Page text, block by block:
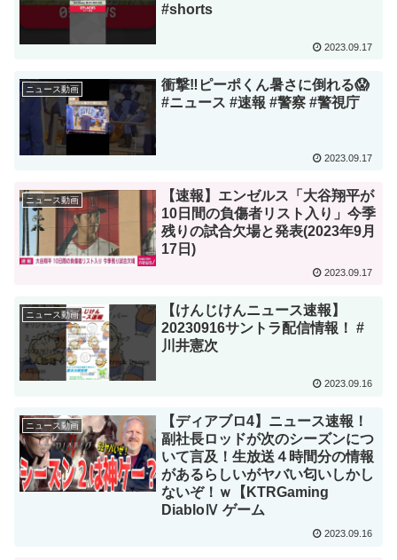
#shorts
2023.09.17
ニュース動画
衝撃‼️ピーポくん暑さに倒れる😱
#ニュース #速報 #警察 #警視庁
2023.09.17
ニュース動画
【速報】エンゼルス「大谷翔平が
10日間の負傷者リスト入り」今季
残りの試合欠場と発表(2023年9月
17日)
2023.09.17
ニュース動画
【けんじけんニュース速報】
20230916サントラ配信情報！ #
川井憲次
2023.09.16
ニュース動画
【ディアブロ4】ニュース速報！
副社長ロッドが次のシーズンにつ
いて言及！生放送４時間分の情報
があるらしいがヤバい匂いしかし
ないぞ！ｗ【KTRGaming
DiabloⅣ ゲーム
2023.09.16